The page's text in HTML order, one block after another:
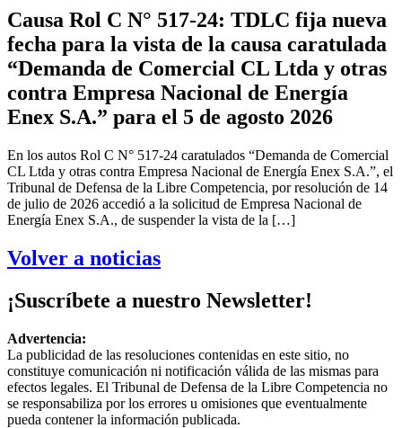
Causa Rol C N° 517-24: TDLC fija nueva
fecha para la vista de la causa caratulada
“Demanda de Comercial CL Ltda y otras
contra Empresa Nacional de Energía
Enex S.A.” para el 5 de agosto 2026
En los autos Rol C N° 517-24 caratulados “Demanda de Comercial
CL Ltda y otras contra Empresa Nacional de Energía Enex S.A.”, el
Tribunal de Defensa de la Libre Competencia, por resolución de 14
de julio de 2026 accedió a la solicitud de Empresa Nacional de
Energía Enex S.A., de suspender la vista de la […]
Volver a noticias
¡Suscríbete a nuestro Newsletter!
Advertencia:
La publicidad de las resoluciones contenidas en este sitio, no
constituye comunicación ni notificación válida de las mismas para
efectos legales. El Tribunal de Defensa de la Libre Competencia no
se responsabiliza por los errores u omisiones que eventualmente
pueda contener la información publicada.